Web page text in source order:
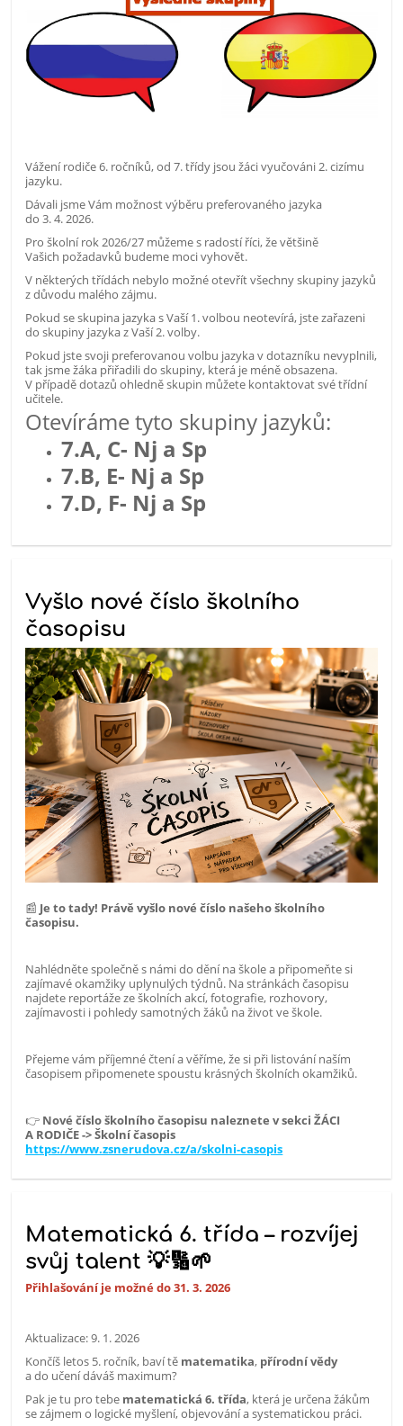
Vážení rodiče 6. ročníků, od 7. třídy jsou žáci vyučováni 2. cizímu
jazyku.
Dávali jsme Vám možnost výběru preferovaného jazyka
do 3. 4. 2026.
Pro školní rok 2026/27 můžeme s radostí říci, že většině
Vašich požadavků budeme moci vyhovět.
V některých třídách nebylo možné otevřít všechny skupiny jazyků
z důvodu malého zájmu.
Pokud se skupina jazyka s Vaší 1. volbou neotevírá, jste zařazeni
do skupiny jazyka z Vaší 2. volby.
Pokud jste svoji preferovanou volbu jazyka v dotazníku nevyplnili,
tak jsme žáka přiřadili do skupiny, která je méně obsazena.
V případě dotazů ohledně skupin můžete kontaktovat své třídní
učitele.
Otevíráme tyto skupiny jazyků:
7.A, C- Nj a Sp
7.B, E- Nj a Sp
7.D, F- Nj a Sp
Vyšlo nové číslo školního
časopisu
📰 Je to tady! Právě vyšlo nové číslo našeho školního
časopisu.
Nahlédněte společně s námi do dění na škole a připomeňte si
zajímavé okamžiky uplynulých týdnů. Na stránkách časopisu
najdete reportáže ze školních akcí, fotografie, rozhovory,
zajímavosti i pohledy samotných žáků na život ve škole.
Přejeme vám příjemné čtení a věříme, že si při listování naším
časopisem připomenete spoustu krásných školních okamžiků.
👉 Nové číslo školního časopisu naleznete v sekci ŽÁCI
A RODIČE -> Školní časopis
https://www.zsnerudova.cz/a/skolni-casopis
Matematická 6. třída – rozvíjej
svůj talent 💡🔢🌱
Přihlašování je možné do 31. 3. 2026
Aktualizace: 9. 1. 2026
Končíš letos 5. ročník, baví tě matematika, přírodní vědy
a do učení dáváš maximum?
Pak je tu pro tebe matematická 6. třída, která je určena žákům
se zájmem o logické myšlení, objevování a systematickou práci.